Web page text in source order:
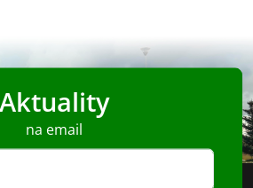
Aktuality
na email